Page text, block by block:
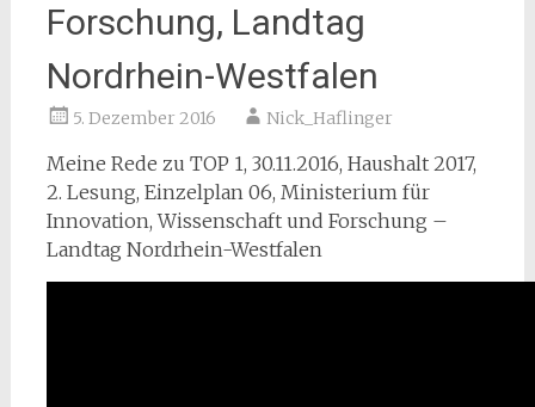
Forschung, Landtag
Nordrhein-Westfalen
5. Dezember 2016 Nick_Haflinger
Meine Rede zu TOP 1, 30.11.2016, Haushalt 2017,
2. Lesung, Einzelplan 06, Ministerium für
Innovation, Wissenschaft und Forschung –
Landtag Nordrhein-Westfalen